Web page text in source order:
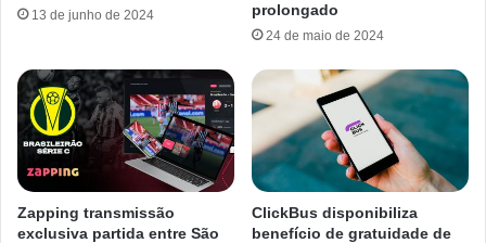
13 de junho de 2024
prolongado
24 de maio de 2024
Zapping transmissão
exclusiva partida entre São
ClickBus disponibiliza
benefício de gratuidade de